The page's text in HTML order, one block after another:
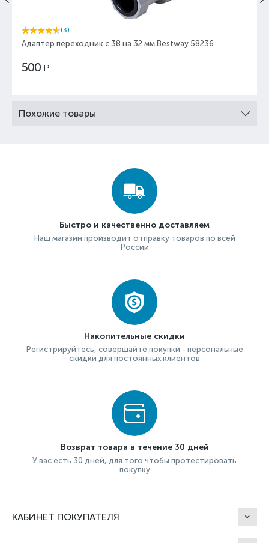
(3)
Адаптер переходник с 38 на 32 мм Bestway 58236
500 Р
Похожие товары
Быстро и качественно доставляем
Наш магазин производит отправку товаров по всей
России
Накопительные скидки
Регистрируйтесь, совершайте покупки - персональные
скидки для постоянных клиентов
Возврат товара в течение 30 дней
У вас есть 30 дней, для того чтобы протестировать
покупку
КАБИНЕТ ПОКУПАТЕЛЯ